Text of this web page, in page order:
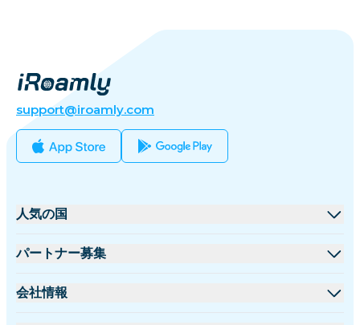
support@iroamly.com
人気の国
アメリカ合衆国
パートナー募集
卸売プラットフォーム
会社情報